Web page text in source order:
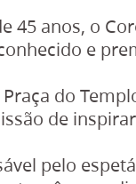
45 anos, o
e
do
de
pelo